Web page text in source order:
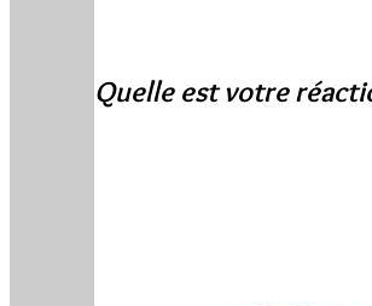
Quelle est votre